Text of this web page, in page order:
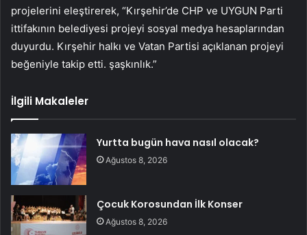
projelerini eleştirerek, “Kırşehir’de CHP ve UYGUN Parti
ittifakının belediyesi projeyi sosyal medya hesaplarından
duyurdu. Kırşehir halkı ve Vatan Partisi açıklanan projeyi
beğeniyle takip etti. şaşkınlık.”
İlgili Makaleler
Yurtta bugün hava nasıl olacak?
Ağustos 8, 2026
Çocuk Korosundan İlk Konser
Ağustos 8, 2026